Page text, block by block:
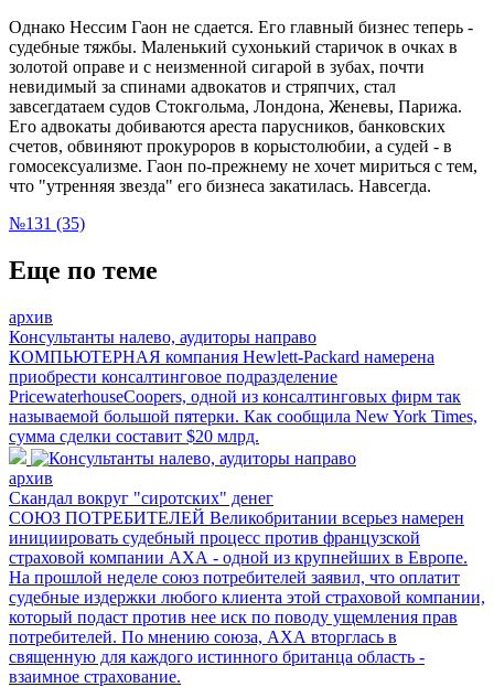
Однако Нессим Гаон не сдается. Его главный бизнес теперь -
судебные тяжбы. Маленький сухонький старичок в очках в
золотой оправе и с неизменной сигарой в зубах, почти
невидимый за спинами адвокатов и стряпчих, стал
завсегдатаем судов Стокгольма, Лондона, Женевы, Парижа.
Его адвокаты добиваются ареста парусников, банковских
счетов, обвиняют прокуроров в корыстолюбии, а судей - в
гомосексуализме. Гаон по-прежнему не хочет мириться с тем,
что "утренняя звезда" его бизнеса закатилась. Навсегда.
№131 (35)
Еще по теме
архив
Консультанты налево, аудиторы направо
КОМПЬЮТЕРНАЯ компания Hewlett-Packard намерена
приобрести консалтинговое подразделение
PricewaterhouseCoopers, одной из консалтинговых фирм так
называемой большой пятерки. Как сообщила New York Times,
сумма сделки составит $20 млрд.
архив
Скандал вокруг "сиротских" денег
СОЮЗ ПОТРЕБИТЕЛЕЙ Великобритании всерьез намерен
инициировать судебный процесс против французской
страховой компании АХА - одной из крупнейших в Европе.
На прошлой неделе союз потребителей заявил, что оплатит
судебные издержки любого клиента этой страховой компании,
который подаст против нее иск по поводу ущемления прав
потребителей. По мнению союза, АХА вторглась в
священную для каждого истинного британца область -
взаимное страхование.